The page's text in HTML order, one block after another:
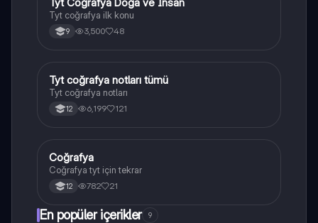
Tyt coğrafya ilk konu
9 3,500 48
Coğrafya
Tyt coğrafya notları tümü
Tyt coğrafya notları
12 6,199 121
Coğrafya
Coğrafya
Coğrafya tyt için tekrar
12 782 21
En popüler içerikler 9